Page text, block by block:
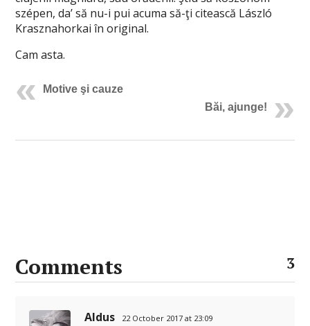
szépen, da’ să nu-i pui acuma să-ţi citească László
Krasznahorkai în original.
Cam asta.
Motive şi cauze
Băi, ajunge!
Comments 3
Aldus 22 October 2017 at 23:09